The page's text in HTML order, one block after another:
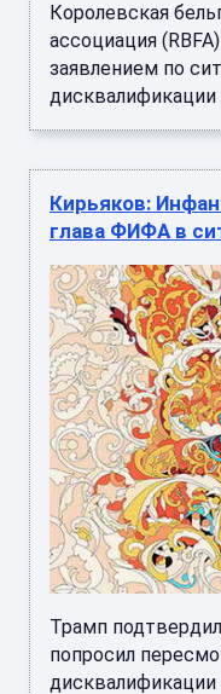
Королевская
ассоциация
заявлением по
Кирьяков:
глава ФИФА в
Трамп
попросил
дисквалификации